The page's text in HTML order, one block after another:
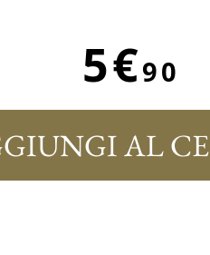
5€90
AL